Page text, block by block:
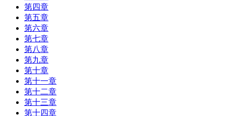
第四章
第五章
第六章
第七章
第八章
第九章
第十章
第十一章
第十二章
第十三章
第十四章